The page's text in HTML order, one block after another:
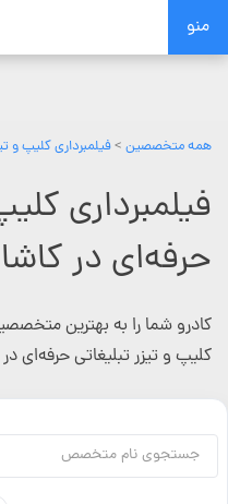
Skip
منو
همه متخصصین >فیلمبرداری کلیپ و
فیلمبرداری
حرفه‌ای در
کادرو شما را به بهترین
کلیپ و تیزر تبلیغاتی